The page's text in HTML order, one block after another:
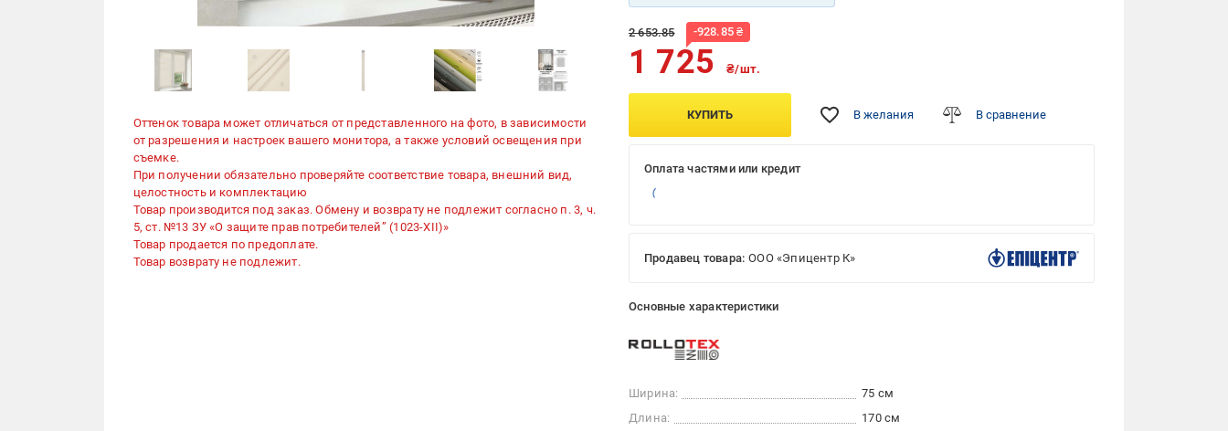
Оттенок товара может отличаться от представленного на фото, в зависимости
от разрешения и настроек вашего монитора, а также условий освещения при
съемке.
При получении обязательно проверяйте соответствие товара, внешний вид,
целостность и комплектацию
Товар производится под заказ. Обмену и возврату не подлежит согласно п. 3, ч.
5, ст. №13 ЗУ «О защите прав потребителей” (1023-XII)»
Товар продается по предоплате.
Товар возврату не подлежит.
2 653.85 -928.85 ₴
1 725 ₴/шт.
КУПИТЬ В желания В сравнение
Оплата частями или кредит
Продавец товара: ООО «Эпицентр К»
Основные характеристики
Ширина:
75 см
Длина:
170 см